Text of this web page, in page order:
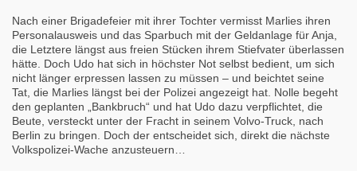
Nach einer Brigadefeier mit ihrer Tochter vermisst Marlies ihren
Personalausweis und das Sparbuch mit der Geldanlage für Anja,
die Letztere längst aus freien Stücken ihrem Stiefvater überlassen
hätte. Doch Udo hat sich in höchster Not selbst bedient, um sich
nicht länger erpressen lassen zu müssen – und beichtet seine
Tat, die Marlies längst bei der Polizei angezeigt hat. Nolle begeht
den geplanten „Bankbruch“ und hat Udo dazu verpflichtet, die
Beute, versteckt unter der Fracht in seinem Volvo-Truck, nach
Berlin zu bringen. Doch der entscheidet sich, direkt die nächste
Volkspolizei-Wache anzusteuern…